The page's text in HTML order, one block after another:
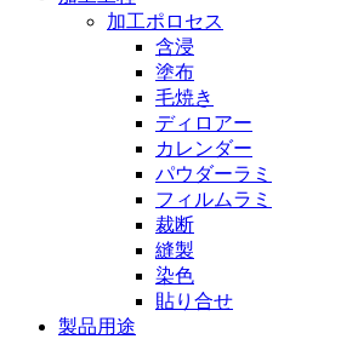
加工ポロセス
含浸
塗布
毛焼き
ディロアー
カレンダー
パウダーラミ
フィルムラミ
裁断
縫製
染色
貼り合せ
製品用途